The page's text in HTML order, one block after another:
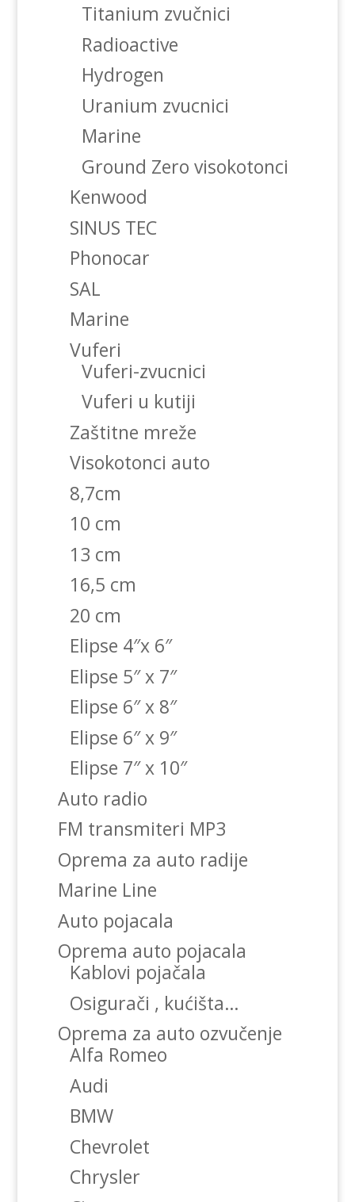
Titanium zvučnici
Radioactive
Hydrogen
Uranium zvucnici
Marine
Ground Zero visokotonci
Kenwood
SINUS TEC
Phonocar
SAL
Marine
Vuferi
Vuferi-zvucnici
Vuferi u kutiji
Zaštitne mreže
Visokotonci auto
8,7cm
10 cm
13 cm
16,5 cm
20 cm
Elipse 4″x 6″
Elipse 5″ x 7″
Elipse 6″ x 8″
Elipse 6″ x 9″
Elipse 7″ x 10″
Auto radio
FM transmiteri MP3
Oprema za auto radije
Marine Line
Auto pojacala
Oprema auto pojacala
Kablovi pojačala
Osigurači , kućišta…
Oprema za auto ozvučenje
Alfa Romeo
Audi
BMW
Chevrolet
Chrysler